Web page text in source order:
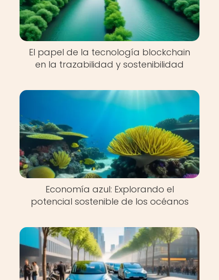
El papel de la tecnología blockchain
en la trazabilidad y sostenibilidad
Economía azul: Explorando el
potencial sostenible de los océanos